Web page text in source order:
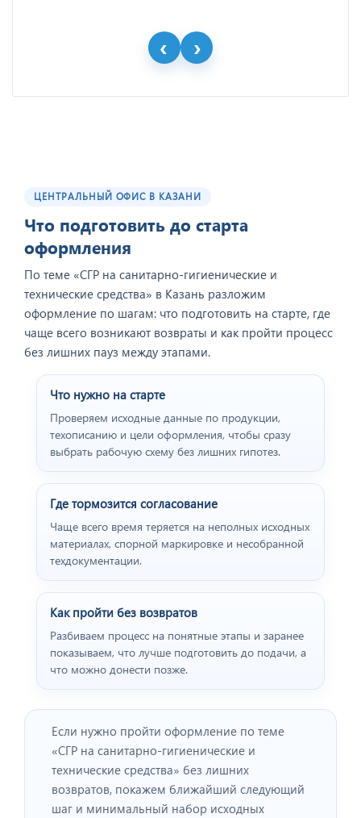
ЦЕНТРАЛЬНЫЙ ОФИС В КАЗАНИ
Что подготовить до старта
оформления
По теме «СГР на санитарно‑гигиенические и
технические средства» в Казань разложим
оформление по шагам: что подготовить на старте, где
чаще всего возникают возвраты и как пройти процесс
без лишних пауз между этапами.
Что нужно на старте
Проверяем исходные данные по продукции,
техописанию и цели оформления, чтобы сразу
выбрать рабочую схему без лишних гипотез.
Где тормозится согласование
Чаще всего время теряется на неполных исходных
материалах, спорной маркировке и несобранной
техдокументации.
Как пройти без возвратов
Разбиваем процесс на понятные этапы и заранее
показываем, что лучше подготовить до подачи, а
что можно донести позже.
Если нужно пройти оформление по теме
«СГР на санитарно‑гигиенические и
технические средства» без лишних
возвратов, покажем ближайший следующий
шаг и минимальный набор исходных